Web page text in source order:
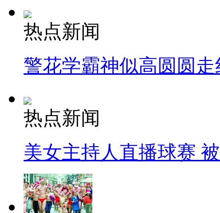
热点新闻
警花学霸神似高圆圆走
热点新闻
美女主持人直播球赛